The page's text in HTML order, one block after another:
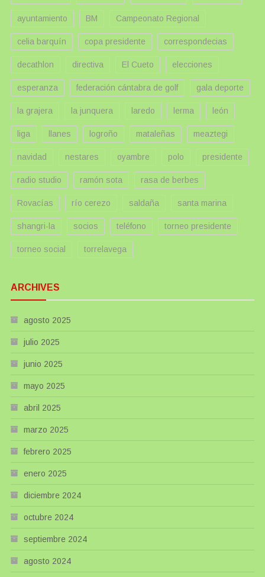
ayuntamiento BM Campeonato Regional
celia barquín copa presidente correspondecias
decathlon directiva El Cueto elecciones
esperanza federación cántabra de golf gala deporte
la grajera la junquera laredo lerma león
liga llanes logroño mataleñas meaztegi
navidad nestares oyambre polo presidente
radio studio ramón sota rasa de berbes
Rovacías río cerezo saldaña santa marina
shangri-la socios teléfono torneo presidente
torneo social torrelavega
ARCHIVES
agosto 2025
julio 2025
junio 2025
mayo 2025
abril 2025
marzo 2025
febrero 2025
enero 2025
diciembre 2024
octubre 2024
septiembre 2024
agosto 2024